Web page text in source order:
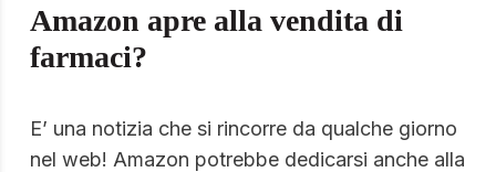
Amazon apre alla vendita di
farmaci?
E’ una notizia che si rincorre da qualche giorno
nel web! Amazon potrebbe dedicarsi anche alla